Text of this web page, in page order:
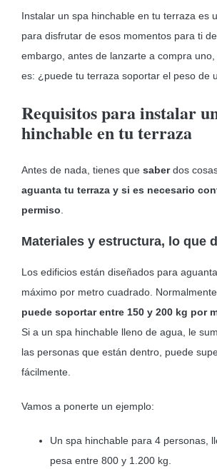
Instalar un spa hinchable en tu terraza es
para disfrutar de esos momentos para ti
embargo, antes de lanzarte a compra
es: ¿puede tu terraza soportar el peso de
Requisitos para instalar
hinchable en tu terraza
Antes de nada, tienes que saberdos
aguanta tu terraza y si es necesario
permiso
Materiales y estructura, lo que
Los edificios están diseñados para
máximo por metro cuadrado. Normalmente,
puede soportar entre 150 y 200 kg por
Si a un spa hinchable lleno de agua, le
las personas que están dentro, puede
fácilmente.
Vamos a ponerte un ejemplo:
Un spa hinchable para 4 personas,
pesa entre 800 y 1.200 kg.